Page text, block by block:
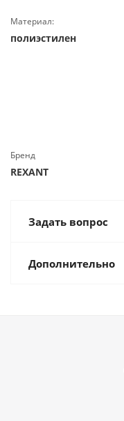
Материал:
полиэстилен
Бренд
REXANT
Задать вопрос
Дополнительно